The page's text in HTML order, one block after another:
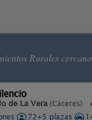
Rurales
de La Vera (Cáceres)
72+5 plazas